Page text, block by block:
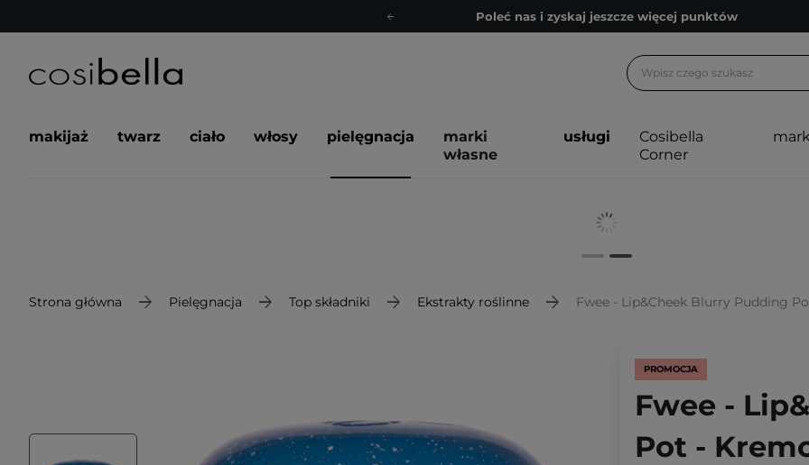
Zapisz się na newsletter pełen porad
Bezpłatne konsultacje kosmetologiczne
Z nami to możliwe! Realizacja zamówienia do 24h.
Zapisz się na newsletter pełen porad
makijaż twarz ciało włosy pielęgnacja
marki
własne
usługi
Cosibella
Corner
Strona główna Pielęgnacja Top składniki Ekstrakty roślinne Fwee - Lip&Cheek Blurry Pudding
PROMOCJA
Fwee -
Pot -